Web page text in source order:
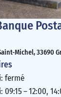
Michel, 33690
fermé
09:15 – 12:00,